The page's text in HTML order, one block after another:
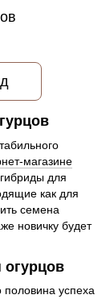
магазине
для
как для
семена
новичку будет
успеха